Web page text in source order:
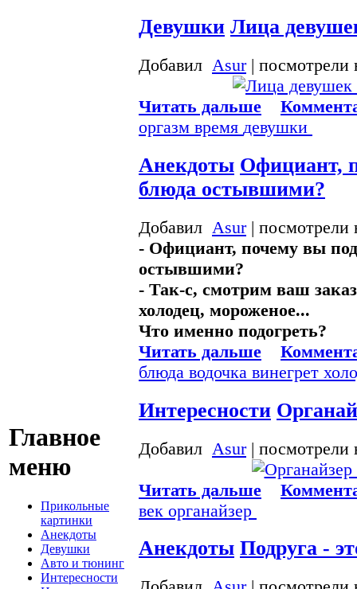
Главное
меню
Прикольные
картинки
Анекдоты
Девушки
Авто и тюнинг
Интересности
Девушки Лица
Добавил Asur| посмотрели
Читать дальше
оргазм время девушки
Анекдоты Официант,
блюда остывшими?
Добавил Asur| посмотрели
- Официант, почему вы
остывшими?
- Так-с, смотрим ваш
холодец, мороженое...
Что именно подогреть?
Читать дальше
блюда водочка винегрет
Интересности
Добавил Asur| посмотрели
Читать дальше
век органайзер
Анекдоты Подруга -